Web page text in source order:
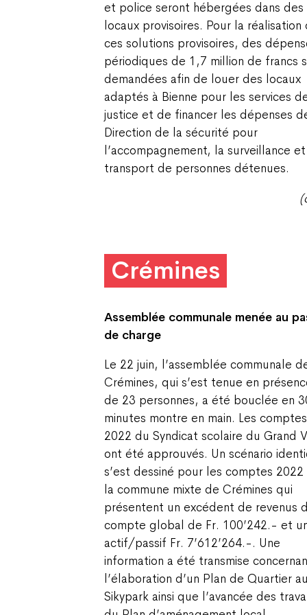
et police seront hébergées dans des
locaux provisoires. Pour la réalisation
ces solutions provisoires, des
périodiques de 1,7 million de francs
demandées afin de louer des locaux
adaptés à Bienne pour les services
justice et de financer les dépenses
Direction de la sécurité pour
l’accompagnement, la surveillance
transport de personnes détenues.
Crémines
Assemblée communale menée au
de charge
Le 22 juin, l’assemblée communale
Crémines, qui s’est tenue en
de 23 personnes, a été bouclée en
minutes montre en main. Les comptes
2022 du Syndicat scolaire du Grand
ont été approuvés. Un scénario
s’est dessiné pour les comptes 2022
la commune mixte de Crémines qui
présentent un excédent de revenus
compte global de Fr. 100’242.- et
actif/passif Fr. 7’612’264.-. Une
information a été transmise
l’élaboration d’un Plan de Quartier au
Sikypark ainsi que l’avancée des